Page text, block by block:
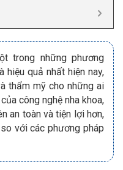
trong những phương
hiệu quả nhất hiện nay,
thẩm mỹ cho những ai
công nghệ nha khoa,
an toàn và tiện lợi hơn,
với các phương pháp